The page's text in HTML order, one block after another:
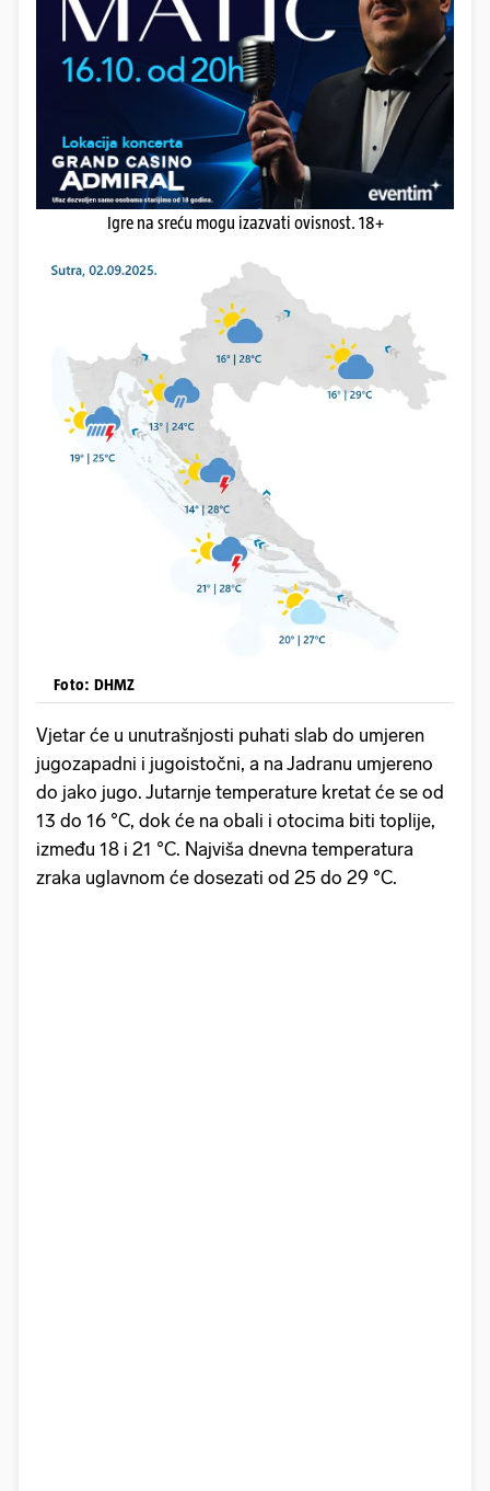
Igre na sreću mogu izazvati ovisnost. 18+
Foto: DHMZ
Vjetar će u unutrašnjosti puhati slab do umjeren
jugozapadni i jugoistočni, a na Jadranu umjereno
do jako jugo. Jutarnje temperature kretat će se od
13 do 16 °C, dok će na obali i otocima biti toplije,
između 18 i 21 °C. Najviša dnevna temperatura
zraka uglavnom će dosezati od 25 do 29 °C.